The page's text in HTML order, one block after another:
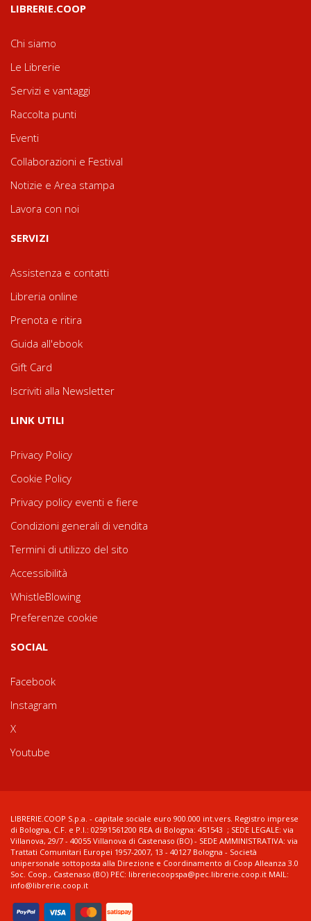
LIBRERIE.COOP
Chi siamo
Le Librerie
Servizi e vantaggi
Raccolta punti
Eventi
Collaborazioni e Festival
Notizie e Area stampa
Lavora con noi
SERVIZI
Assistenza e contatti
Libreria online
Prenota e ritira
Guida all'ebook
Gift Card
Iscriviti alla Newsletter
LINK UTILI
Privacy Policy
Cookie Policy
Privacy policy eventi e fiere
Condizioni generali di vendita
Termini di utilizzo del sito
Accessibilità
WhistleBlowing
Preferenze cookie
SOCIAL
Facebook
Instagram
X
Youtube
LIBRERIE.COOP S.p.a. - capitale sociale euro 900.000 int.vers. Registro imprese
di Bologna, C.F. e P.I.: 02591561200 REA di Bologna: 451543 ; SEDE LEGALE: via
Villanova, 29/7 - 40055 Villanova di Castenaso (BO) - SEDE AMMINISTRATIVA: via
Trattati Comunitari Europei 1957-2007, 13 - 40127 Bologna - Società
unipersonale sottoposta alla Direzione e Coordinamento di Coop Alleanza 3.0
Soc. Coop., Castenaso (BO) PEC: libreriecoopspa@pec.librerie.coop.it MAIL:
info@librerie.coop.it